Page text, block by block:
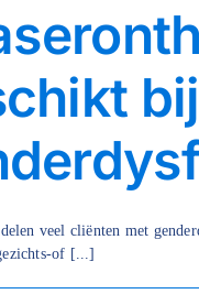
bij
veel cliënten met
of [...]